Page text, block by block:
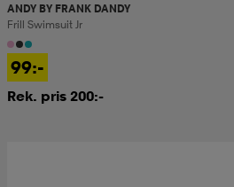
ANDY BY FRANK DANDY
Frill Swimsuit Jr
99:-
Rek. pris 200:-